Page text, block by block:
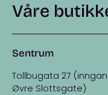
Våre
Sentrum
Tollbugata 27
Øvre Slottsgate)